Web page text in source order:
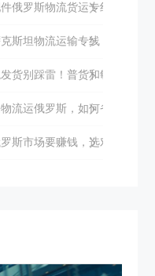
物流助力双边发展
俄罗斯物流货运专线如何选
的高效通道
斯坦物流运输专线：全面解
效困境？立德国际助您破局！
货别踩雷！普货和敏感货到
的物流服务商？
流运俄罗斯，如何省心又高
斯市场要赚钱，选对物流很